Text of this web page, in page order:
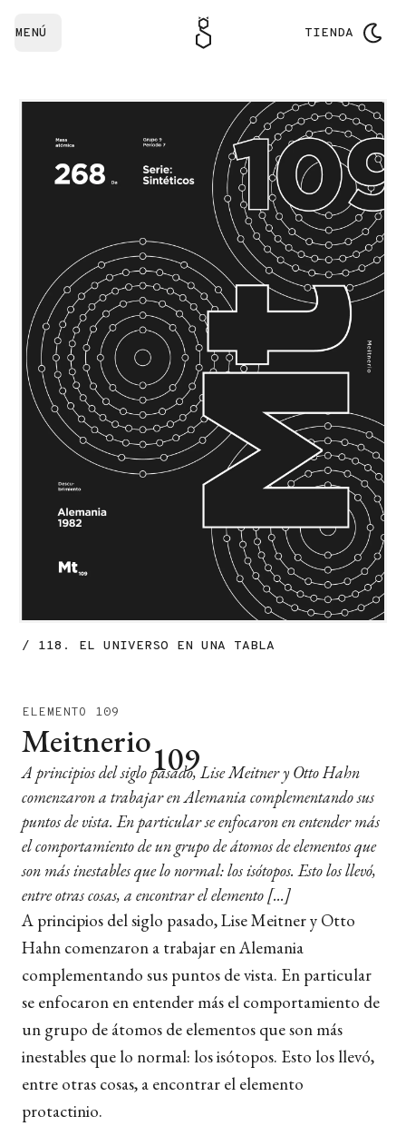
MENÚ TIENDA
/ 118. EL UNIVERSO EN UNA TABLA
ELEMENTO 109
Meitnerio109
A principios del siglo pasado, Lise Meitner y Otto Hahn
comenzaron a trabajar en Alemania complementando sus
puntos de vista. En particular se enfocaron en entender más
el comportamiento de un grupo de átomos de elementos que
son más inestables que lo normal: los isótopos. Esto los llevó,
entre otras cosas, a encontrar el elemento [...]
A principios del siglo pasado, Lise Meitner y Otto
Hahn comenzaron a trabajar en Alemania
complementando sus puntos de vista. En particular
se enfocaron en entender más el comportamiento de
un grupo de átomos de elementos que son más
inestables que lo normal: los isótopos. Esto los llevó,
entre otras cosas, a encontrar el elemento
protactinio.